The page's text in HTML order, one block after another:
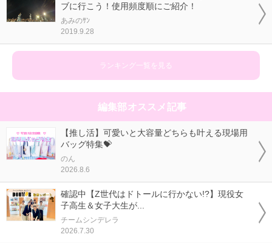
ブに行こう！使用頻度順にご紹介！
あみのｻﾝ
2019.9.28
ランキング一覧を見る
編集部オススメ記事
【推し活】可愛いと大容量どちらも叶える現場用
バッグ特集💝
のん
2026.8.6
確認中【Z世代はドトールに行かない!?】現役女
子高生＆女子大生が...
チームシンデレラ
2026.7.30